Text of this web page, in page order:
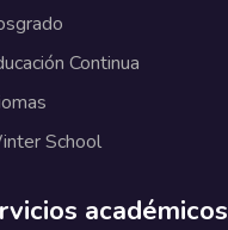
Continua
School
académicos